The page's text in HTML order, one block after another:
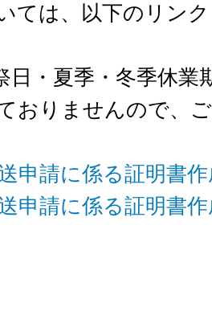
ては、以下のリン
日・夏季・冬季休業
おりませんので、
申請に係る証明書
申請に係る証明書